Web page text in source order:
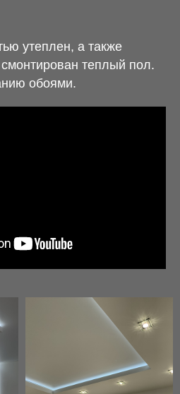
утеплен, а также
теплый пол.
обоями.